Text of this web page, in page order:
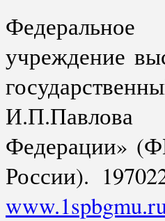
Федеральное
учреждение
И.П.Павлова
Федерации»
России).